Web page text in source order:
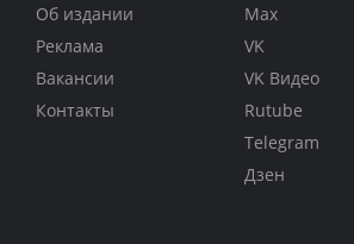
Об издании
Реклама
Вакансии
Контакты
Max
VK
VK Видео
Rutube
Telegram
Дзен